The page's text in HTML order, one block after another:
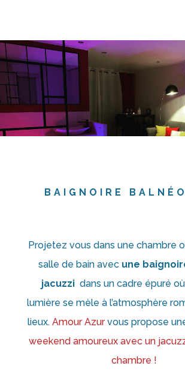
BAIGNOIRE
Projetez vous dans une chambre
salle de bain avec une
jacuzzi dans un cadre épuré
lumière se mèle à l’atmosphère
lieux. Amour Azurvous propose
weekend amoureux avec un
chambre !